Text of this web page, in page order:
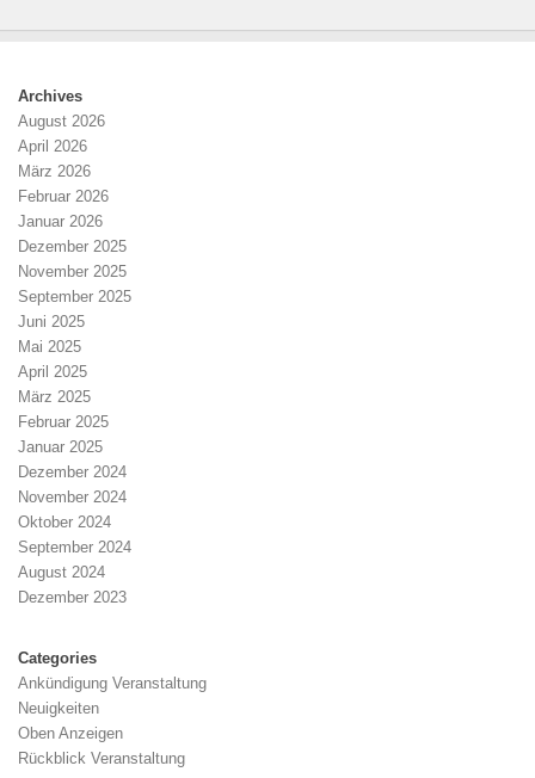
Archives
August 2026
April 2026
März 2026
Februar 2026
Januar 2026
Dezember 2025
November 2025
September 2025
Juni 2025
Mai 2025
April 2025
März 2025
Februar 2025
Januar 2025
Dezember 2024
November 2024
Oktober 2024
September 2024
August 2024
Dezember 2023
Categories
Ankündigung Veranstaltung
Neuigkeiten
Oben Anzeigen
Rückblick Veranstaltung